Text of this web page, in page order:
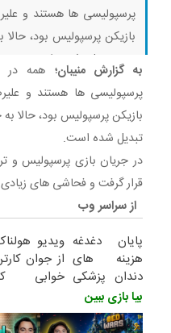
پرسپولیسی ها هستند و
بازیکن پرسپولیس بود،
تیم تبدیل شده است. در
بیرانوند به شدت مورد
او صورت گرفت. بیا
به گزارش منیبان؛ همه در
پرسپولیسی ها هستند و
بازیکن پرسپولیس بود، حالا
تبدیل شده است.
در جریان بازی پرسپولیس و
قرار گرفت و فحاشی های
از سراسر وب
پایان دغدغه
هزینه های
دندان پزشکی
با پک سفید
کننده خانگی
ویدیو
از جوان
خوابی
آموزش
بیا بازی ببین